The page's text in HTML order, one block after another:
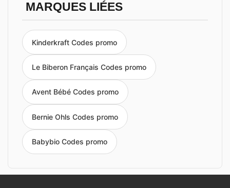
MARQUES LIÉES
Kinderkraft Codes promo
Le Biberon Français Codes promo
Avent Bébé Codes promo
Bernie Ohls Codes promo
Babybio Codes promo